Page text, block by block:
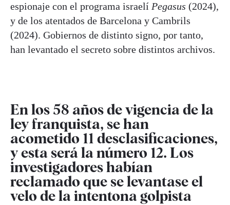
espionaje con el programa israelí Pegasus (2024),
y de los atentados de Barcelona y Cambrils
(2024). Gobiernos de distinto signo, por tanto,
han levantado el secreto sobre distintos archivos.
En los 58 años de vigencia de la
ley franquista, se han
acometido 11 desclasificaciones,
y esta será la número 12. Los
investigadores habían
reclamado que se levantase el
velo de la intentona golpista